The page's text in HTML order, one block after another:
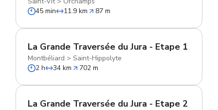
45 min
11.9 km 87 m
La Grande Traversée du Jura - Etape 1
Montbéliard > Saint-Hippolyte
2 h
34 km 702 m
La Grande Traversée du Jura - Etape 2